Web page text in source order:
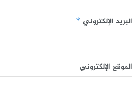
البريد الإلكتروني *
الموقع الإلكتروني